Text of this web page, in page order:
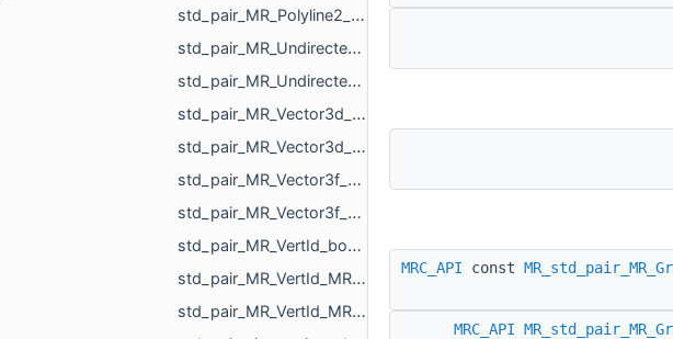
std_pair_MR_Polyline2_MR_AffineXf3f.h
std_pair_MR_UndirectedEdgeBitSet_MR_UndirectedEdgeBitSet.h
std_pair_MR_UndirectedEdgeId_bool.h
std_pair_MR_Vector3d_MR_TriPointd.h
std_pair_MR_Vector3d_MR_Vector3d.h
std_pair_MR_Vector3f_MR_TriPointf.h
std_pair_MR_Vector3f_MR_Vector3f.h
std_pair_MR_VertId_bool.h
std_pair_MR_VertId_MR_FaceId.h
std_pair_MR_VertId_MR_VertId.h
MRC_API const
MRC_API